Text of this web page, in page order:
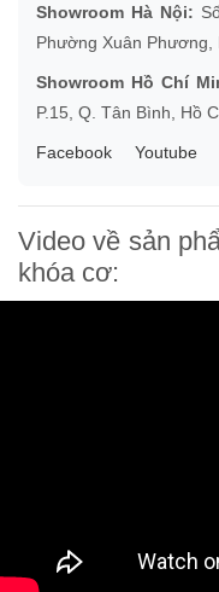
Showroom Hà Nội:
Phường Xuân Phương,
Showroom Hồ Chí
P.15, Q. Tân Bình, Hồ
Facebook Youtube
Video về sản
khóa cơ: